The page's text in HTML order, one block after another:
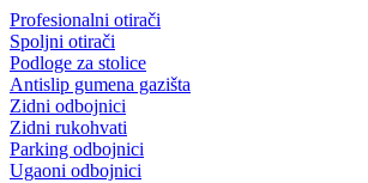
Profesionalni otirači
Spoljni otirači
Podloge za stolice
Antislip gumena gazišta
Zidni odbojnici
Zidni rukohvati
Parking odbojnici
Ugaoni odbojnici